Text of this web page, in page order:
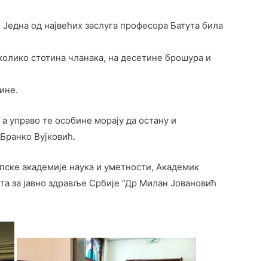
од највећих заслуга професора Батута била
стотина чланака, на десетине брошура и
управо те особине морају да остану и
Вујковић.
академије наука и уметности, Академик
за јавно здравље Србије “Др Милан Јовановић